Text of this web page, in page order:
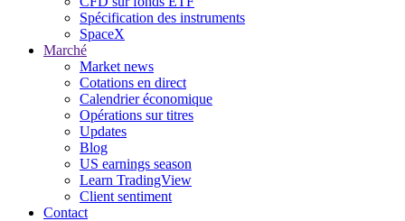
Spécification des instruments
SpaceX
Marché
Market news
Cotations en direct
Calendrier économique
Opérations sur titres
Updates
Blog
US earnings season
Learn TradingView
Client sentiment
Contact